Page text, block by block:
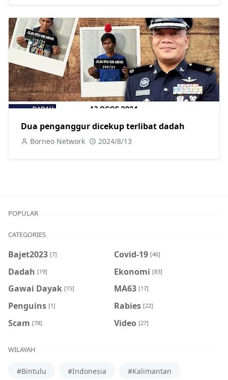
Dua penganggur dicekup terlibat dadah
Borneo Network 2024/8/13
POPULAR
CATEGORIES
Bajet2023 [7] Covid-19 [46]
Dadah [19] Ekonomi [83]
Gawai Dayak [15] MA63 [17]
Penguins [1] Rabies [22]
Scam [78] Video [27]
WILAYAH
#Bintulu #Indonesia #Kalimantan